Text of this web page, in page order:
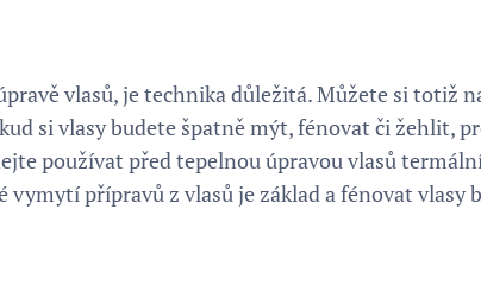
vlasů, je technika důležitá. Můžete si totiž
si vlasy budete špatně mýt, fénovat či žehlit,
používat před tepelnou úpravou vlasů
vymytí přípravů z vlasů je základ a fénovat vlasy